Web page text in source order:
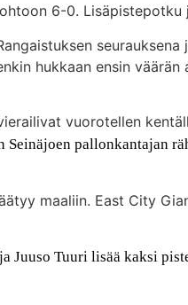
6-0. Lisäpistepotku
hukkaan ensin väärän
vuorotellen
pallonkantajan
maaliin. East City
Tuuri lisää kaksi